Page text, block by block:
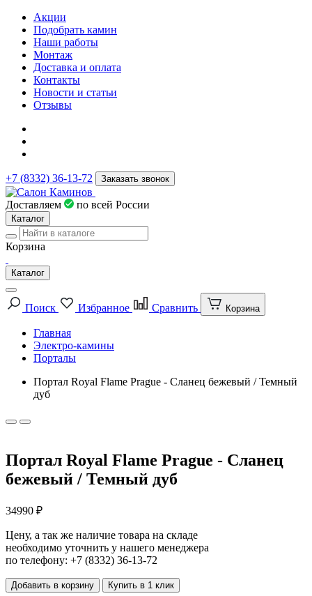
Акции
Подобрать камин
Наши работы
Монтаж
Доставка и оплата
Контакты
Новости и статьи
Отзывы
+7 (8332) 36-13-72 Заказать звонок
Доставляем по всей России
Каталог
Корзина
Каталог
Поиск Избранное Сравнить Корзина
Главная
Электро-камины
Порталы
Портал Royal Flame Prague - Сланец бежевый / Темный
дуб
Портал Royal Flame Prague - Сланец
бежевый / Темный дуб
34990 ₽
Цену, а так же наличие товара на складе
необходимо уточнить у нашего менеджера
по телефону: +7 (8332) 36-13-72
Добавить в корзину Купить в 1 клик